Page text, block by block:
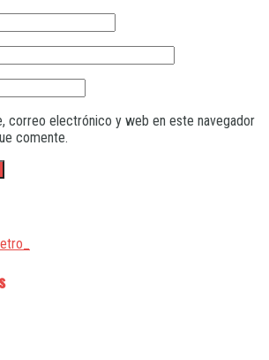
correo electrónico y web en este navegador
comente.